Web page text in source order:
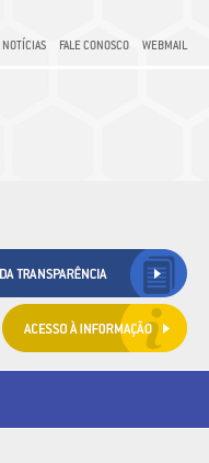
NOTÍCIAS
FALE CONOSCO WEBMAIL